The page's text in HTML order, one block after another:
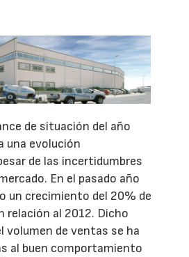
de situación del año
una evolución
de las incertidumbres
En el pasado año
un crecimiento del 20% de
relación al 2012. Dicho
volumen de ventas se ha
al buen comportamiento